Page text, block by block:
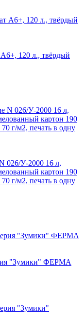
120 л., твёрдый
026/У-2000 16 л,
картон 190
г/м2, печать в одну
"Зумики" ФЕРМА